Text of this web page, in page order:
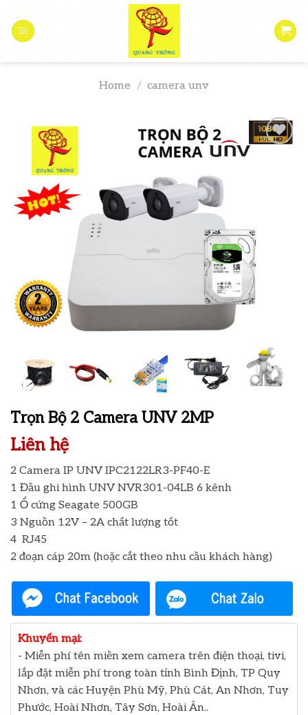
content
Home / camera unv
Trọn Bộ 2 Camera UNV 2MP
Liên hệ
2 Camera IP UNV IPC2122LR3-PF40-E
1 Đầu ghi hình UNV NVR301-04LB 6 kênh
1 Ổ cứng Seagate 500GB
3 Nguồn 12V – 2A chất lượng tốt
4 RJ45
2 đoạn cáp 20m (hoặc cắt theo nhu cầu khách hàng)
Khuyến mại:
- Miễn phí tên miền xem camera trên điện thoại, tivi,
lắp đặt miễn phí trong toàn tỉnh Bình Định, TP Quy
Nhơn, và các Huyện Phù Mỹ, Phù Cát, An Nhơn, Tuy
Phước, Hoài Nhơn, Tây Sơn, Hoài Ân..